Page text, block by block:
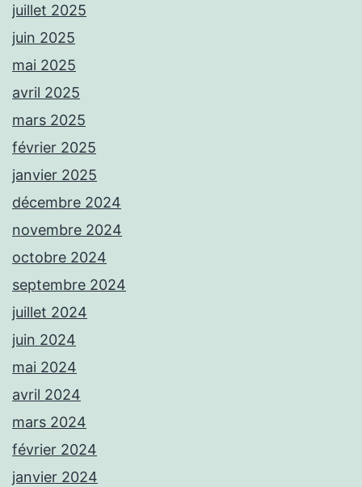
juillet 2025
juin 2025
mai 2025
avril 2025
mars 2025
février 2025
janvier 2025
décembre 2024
novembre 2024
octobre 2024
septembre 2024
juillet 2024
juin 2024
mai 2024
avril 2024
mars 2024
février 2024
janvier 2024